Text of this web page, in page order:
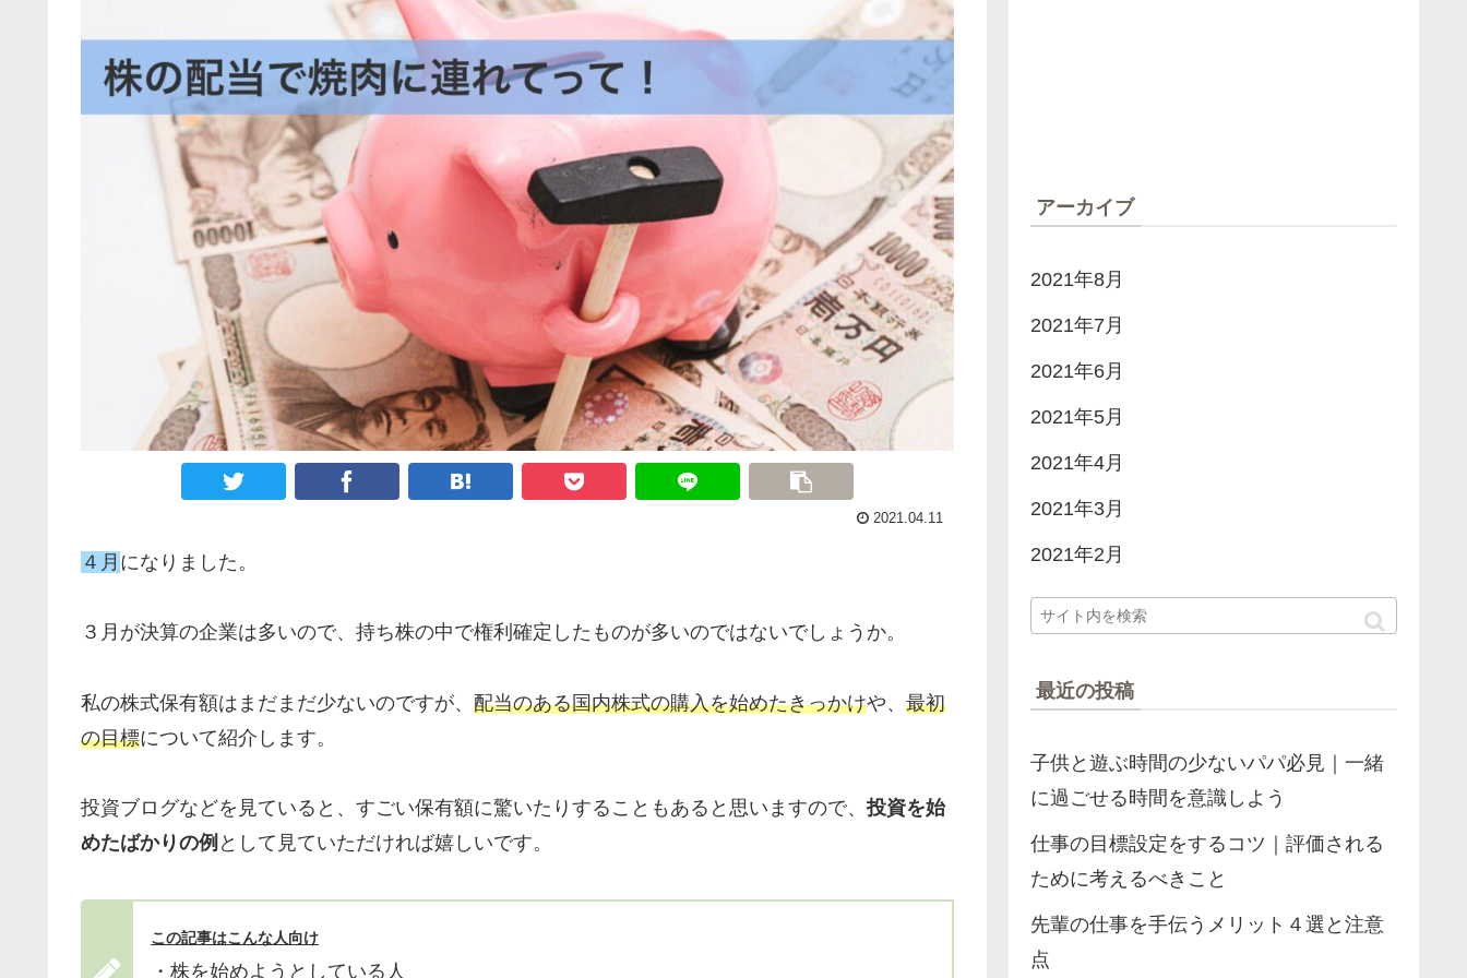
2021.04.11
４月 になりました。
３月が決算の企業は多いので、持ち株の中で権利確定したものが多いのではないでしょうか。
私の株式保有額はまだまだ少ないのですが、 配当のある国内株式の購入を始めたきっかけや、 最初
の目標について紹介します。
投資ブログなどを見ていると、すごい保有額に驚いたりすることもあると思いますので、投資を始
めたばかりの例 として見ていただければ嬉しいです。
この記事はこんな人向け
・株を始めようとしている人
アーカイブ
2021年8月
2021年7月
2021年6月
2021年5月
2021年4月
2021年3月
2021年2月
最近の投稿
子供と遊ぶ時間の少ないパパ必見｜一緒
に過ごせる時間を意識しよう
仕事の目標設定をするコツ｜評価される
ために考えるべきこと
先輩の仕事を手伝うメリット４選と注意
点